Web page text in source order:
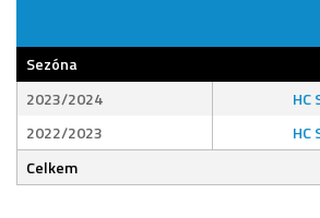
Sezóna
2023/2024
HC
2022/2023
HC
Celkem